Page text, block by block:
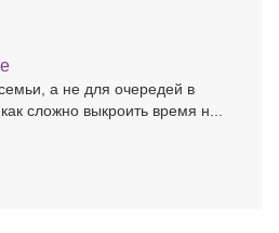
а не для очередей в
сложно выкроить время н...